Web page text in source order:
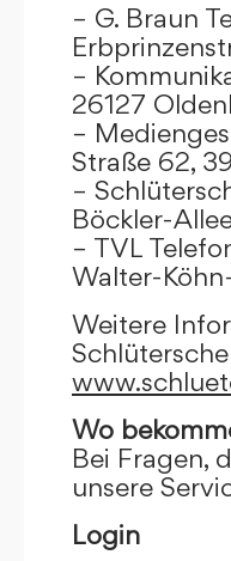
– G. Braun
–
26127
–
Straße 62,
–
Böckler-
– TVL
Walter-
Weitere
Wo
Bei Fragen,
unsere
Login